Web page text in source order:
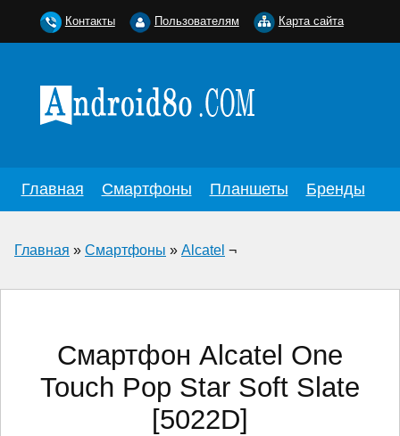
Главная Смартфоны Планшеты Бренды
Главная » Смартфоны » Alcatel ¬
Смартфон Alcatel One
Touch Pop Star Soft Slate
[5022D]
Контакты Пользователям Карта сайта